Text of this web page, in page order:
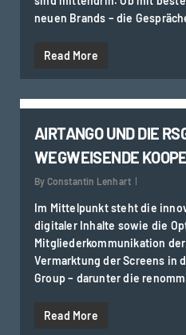
neuen Brands – die
Read More
AIRTANGO UND DIE
WEGWEISENDE
By Constantin Lenhart
Im Mittelpunkt steht die
digitaler Inhalte sowie die
Mitgliederkommunikation der
Vermarktung der Screens in
Group – darunter die
Read More
0